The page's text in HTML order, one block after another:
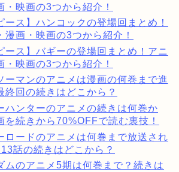
・映画の3つから紹介！
ース】ハンコックの登場回まとめ！
漫画・映画の3つから紹介！
ース】バギーの登場回まとめ！アニ
・映画の3つから紹介！
ーマンのアニメは漫画の何巻まで進
終回の続きはどこから？
ハンターのアニメの続きは何巻か
を続きから70%OFFで読む裏技！
ロードのアニメは何巻まで放送され
話の続きはどこから？
ムのアニメ5期は何巻まで？続きは